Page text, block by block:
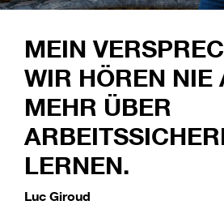
MEIN
WIR HÖREN NIE
MEHR ÜBER
LERNEN.
Luc Giroud